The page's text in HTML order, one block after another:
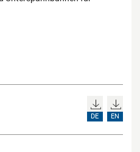
DE EN